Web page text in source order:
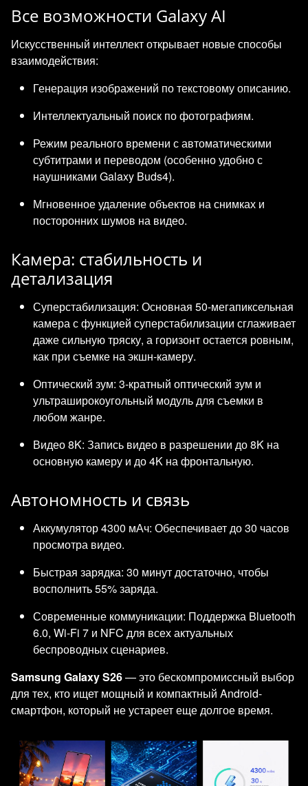
Все возможности Galaxy AI
Искусственный интеллект открывает новые способы
взаимодействия:
Генерация изображений по текстовому описанию.
Интеллектуальный поиск по фотографиям.
Режим реального времени с автоматическими
субтитрами и переводом (особенно удобно с
наушниками Galaxy Buds4).
Мгновенное удаление объектов на снимках и
посторонних шумов на видео.
Камера: стабильность и
детализация
Суперстабилизация: Основная 50-мегапиксельная
камера с функцией суперстабилизации сглаживает
даже сильную тряску, а горизонт остается ровным,
как при съемке на экшн-камеру.
Оптический зум: 3-кратный оптический зум и
ультраширокоугольный модуль для съемки в
любом жанре.
Видео 8K: Запись видео в разрешении до 8K на
основную камеру и до 4K на фронтальную.
Автономность и связь
Аккумулятор 4300 мАч: Обеспечивает до 30 часов
просмотра видео.
Быстрая зарядка: 30 минут достаточно, чтобы
восполнить 55% заряда.
Современные коммуникации: Поддержка Bluetooth
6.0, Wi-Fi 7 и NFC для всех актуальных
беспроводных сценариев.
Samsung Galaxy S26— это бескомпромиссный выбор
для тех, кто ищет мощный и компактный Android-
смартфон, который не устареет еще долгое время.